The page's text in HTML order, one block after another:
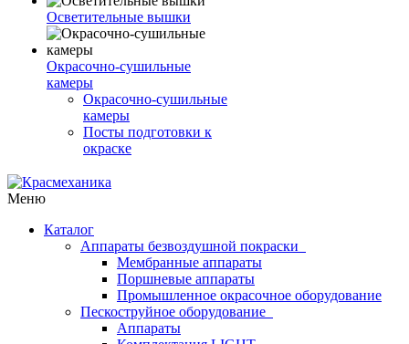
Осветительные вышки
Окрасочно-сушильные
камеры
Окрасочно-сушильные
камеры
Посты подготовки к
окраске
Меню
Каталог
Аппараты безвоздушной покраски
Мембранные аппараты
Поршневые аппараты
Промышленное окрасочное оборудование
Пескоструйное оборудование
Аппараты